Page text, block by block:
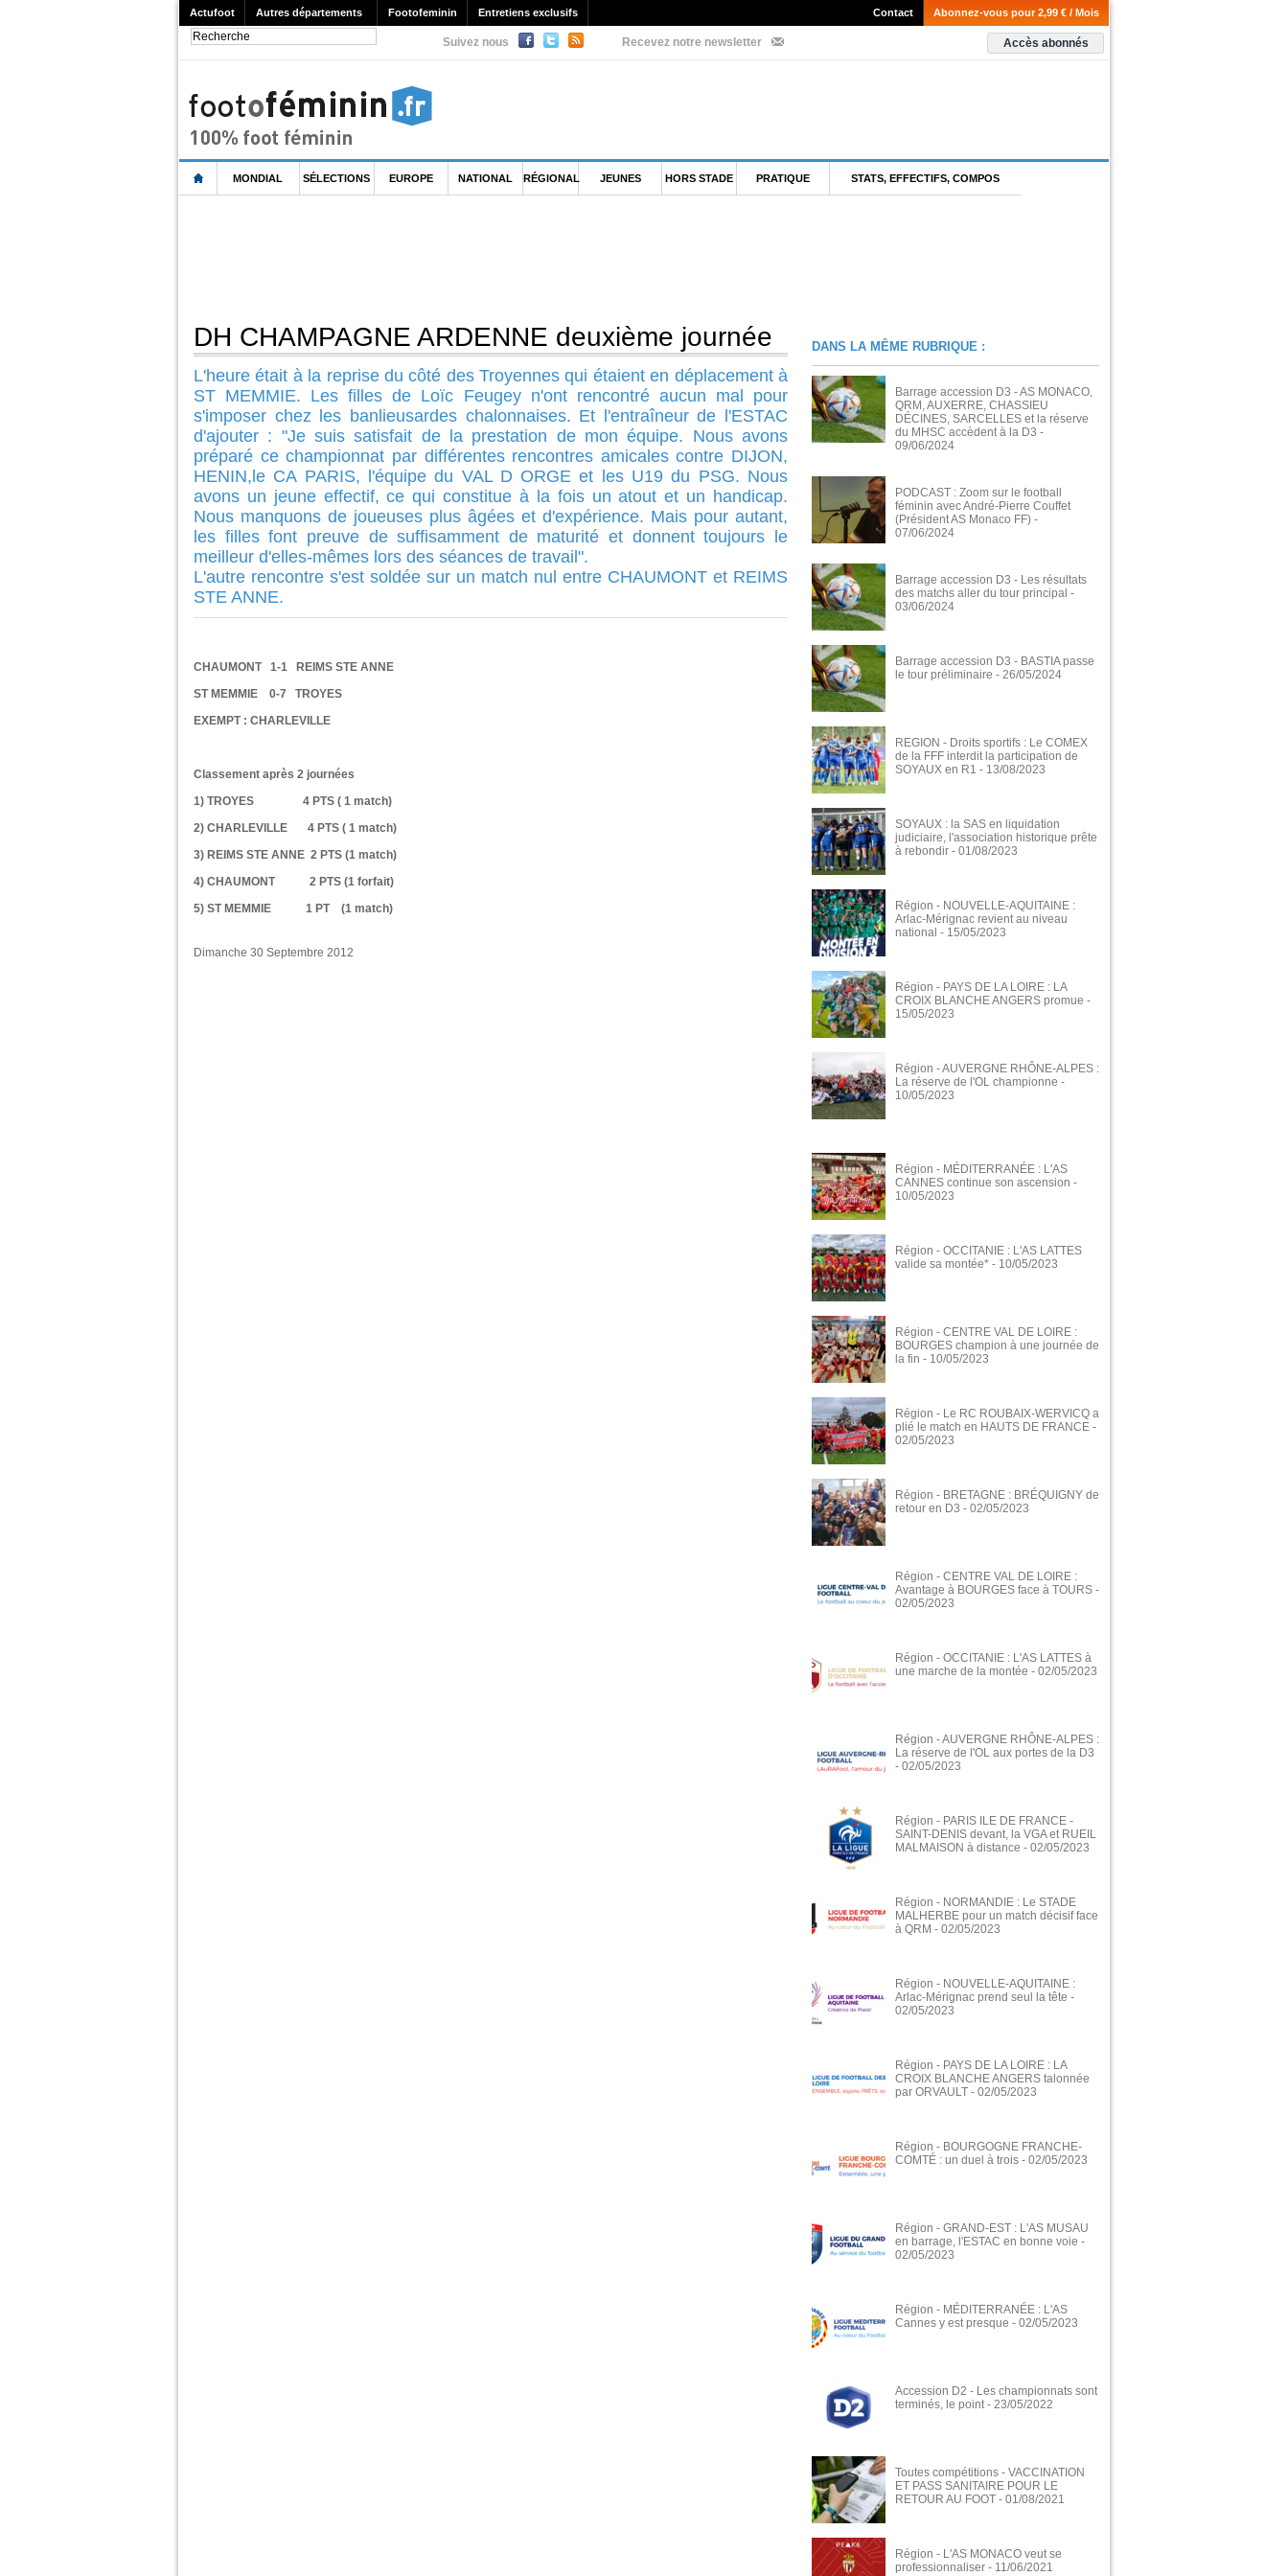
Actufoot Autres départements Footofeminin Entretiens exclusifs Abonnez-vous pour 2,99 € / Mois
Contact
Suivez nous Recevez notre newsletter Accès abonnés
MONDIAL SÉLECTIONS EUROPE NATIONAL RÉGIONAL JEUNES HORS STADE PRATIQUE STATS, EFFECTIFS, COMPOS
DH CHAMPAGNE ARDENNE deuxième journée
L'heure était à la reprise du côté des Troyennes qui étaient en déplacement à
ST MEMMIE. Les filles de Loïc Feugey n'ont rencontré aucun mal pour
s'imposer chez les banlieusardes chalonnaises. Et l'entraîneur de l'ESTAC
d'ajouter : "Je suis satisfait de la prestation de mon équipe. Nous avons
préparé ce championnat par différentes rencontres amicales contre DIJON,
HENIN,le CA PARIS, l'équipe du VAL D ORGE et les U19 du PSG. Nous
avons un jeune effectif, ce qui constitue à la fois un atout et un handicap.
Nous manquons de joueuses plus âgées et d'expérience. Mais pour autant,
les filles font preuve de suffisamment de maturité et donnent toujours le
meilleur d'elles-mêmes lors des séances de travail".
L'autre rencontre s'est soldée sur un match nul entre CHAUMONT et REIMS
STE ANNE.
CHAUMONT 1-1 REIMS STE ANNE
ST MEMMIE 0-7 TROYES
EXEMPT : CHARLEVILLE
Classement après 2 journées
1) TROYES 4 PTS ( 1 match)
2) CHARLEVILLE 4 PTS ( 1 match)
3) REIMS STE ANNE 2 PTS (1 match)
4) CHAUMONT 2 PTS (1 forfait)
5) ST MEMMIE 1 PT (1 match)
Dimanche 30 Septembre 2012
DANS LA MÊME RUBRIQUE :
Barrage accession D3 - AS MONACO,
QRM, AUXERRE, CHASSIEU
DÉCINES, SARCELLES et la réserve
du MHSC accèdent à la D3 -
09/06/2024
PODCAST : Zoom sur le football
féminin avec André-Pierre Couffet
(Président AS Monaco FF) -
07/06/2024
Barrage accession D3 - Les résultats
des matchs aller du tour principal -
03/06/2024
Barrage accession D3 - BASTIA passe
le tour préliminaire - 26/05/2024
REGION - Droits sportifs : Le COMEX
de la FFF interdit la participation de
SOYAUX en R1 - 13/08/2023
SOYAUX : la SAS en liquidation
judiciaire, l'association historique prête
à rebondir - 01/08/2023
Région - NOUVELLE-AQUITAINE :
Arlac-Mérignac revient au niveau
national - 15/05/2023
Région - PAYS DE LA LOIRE : LA
CROIX BLANCHE ANGERS promue -
15/05/2023
Région - AUVERGNE RHÔNE-ALPES :
La réserve de l'OL championne -
10/05/2023
Région - MÉDITERRANÉE : L'AS
CANNES continue son ascension -
10/05/2023
Région - OCCITANIE : L'AS LATTES
valide sa montée* - 10/05/2023
Région - CENTRE VAL DE LOIRE :
BOURGES champion à une journée de
la fin - 10/05/2023
Région - Le RC ROUBAIX-WERVICQ a
plié le match en HAUTS DE FRANCE -
02/05/2023
Région - BRETAGNE : BRÉQUIGNY de
retour en D3 - 02/05/2023
Région - CENTRE VAL DE LOIRE :
Avantage à BOURGES face à TOURS -
02/05/2023
Région - OCCITANIE : L'AS LATTES à
une marche de la montée - 02/05/2023
Région - AUVERGNE RHÔNE-ALPES :
La réserve de l'OL aux portes de la D3
- 02/05/2023
Région - PARIS ILE DE FRANCE -
SAINT-DENIS devant, la VGA et RUEIL
MALMAISON à distance - 02/05/2023
Région - NORMANDIE : Le STADE
MALHERBE pour un match décisif face
à QRM - 02/05/2023
Région - NOUVELLE-AQUITAINE :
Arlac-Mérignac prend seul la tête -
02/05/2023
Région - PAYS DE LA LOIRE : LA
CROIX BLANCHE ANGERS talonnée
par ORVAULT - 02/05/2023
Région - BOURGOGNE FRANCHE-
COMTÉ : un duel à trois - 02/05/2023
Région - GRAND-EST : L'AS MUSAU
en barrage, l'ESTAC en bonne voie -
02/05/2023
Région - MÉDITERRANÉE : L'AS
Cannes y est presque - 02/05/2023
Accession D2 - Les championnats sont
terminés, le point - 23/05/2022
Toutes compétitions - VACCINATION
ET PASS SANITAIRE POUR LE
RETOUR AU FOOT - 01/08/2021
Région - L'AS MONACO veut se
professionnaliser - 11/06/2021